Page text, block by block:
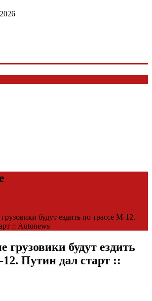
будут ездить по трассе М-12.
:: Autonews
грузовики будут ездить
Путин дал старт ::